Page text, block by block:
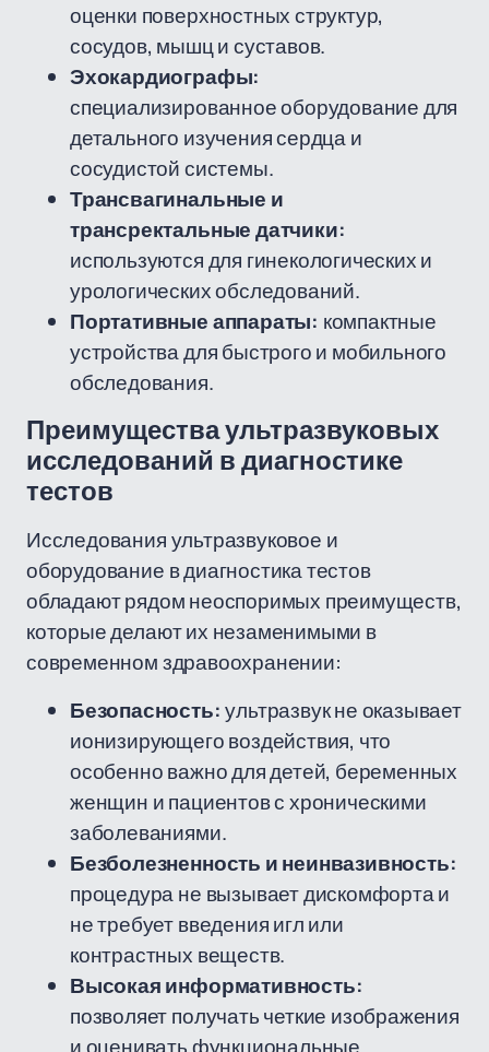
оценки поверхностных структур,
сосудов, мышц и суставов.
Эхокардиографы:
специализированное оборудование для
детального изучения сердца и
сосудистой системы.
Трансвагинальные и
трансректальные датчики:
используются для гинекологических и
урологических обследований.
Портативные аппараты: компактные
устройства для быстрого и мобильного
обследования.
Преимущества ультразвуковых
исследований в диагностике
тестов
Исследования ультразвуковое и
оборудование в диагностика тестов
обладают рядом неоспоримых преимуществ,
которые делают их незаменимыми в
современном здравоохранении:
Безопасность:ультразвук не оказывает
ионизирующего воздействия, что
особенно важно для детей, беременных
женщин и пациентов с хроническими
заболеваниями.
Безболезненность и неинвазивность:
процедура не вызывает дискомфорта и
не требует введения игл или
контрастных веществ.
Высокая информативность:
позволяет получать четкие изображения